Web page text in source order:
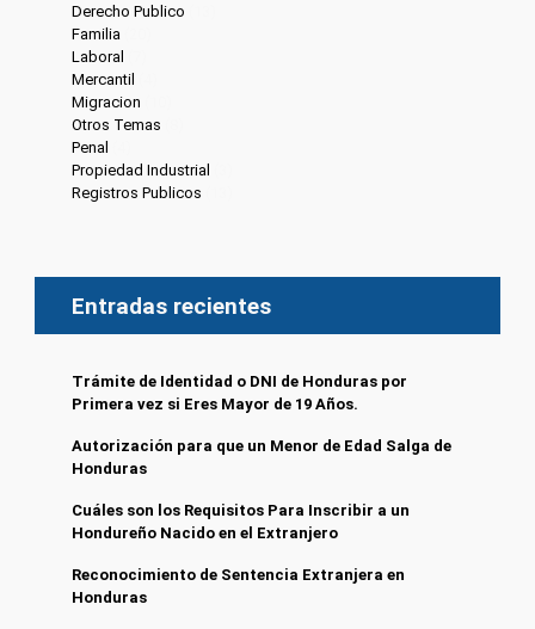
Derecho Publico
Familia
Laboral
Mercantil
Migracion
Otros Temas
Penal
Propiedad Industrial
Registros Publicos
Entradas recientes
Trámite de Identidad o DNI de Honduras por
Primera vez si Eres Mayor de 19 Años.
Autorización para que un Menor de Edad Salga de
Honduras
Cuáles son los Requisitos Para Inscribir a un
Hondureño Nacido en el Extranjero
Reconocimiento de Sentencia Extranjera en
Honduras